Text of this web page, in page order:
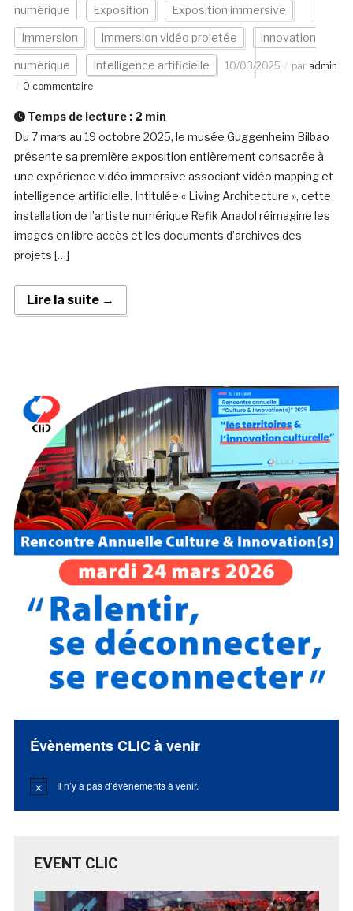
numérique Exposition Exposition immersive
Immersion Immersion vidéo projetée Innovation
numérique Intelligence artificielle 10/03/2025 par admin
0 commentaire
Temps de lecture : 2 min
Du 7 mars au 19 octobre 2025, le musée Guggenheim Bilbao
présente sa première exposition entièrement consacrée à
une expérience vidéo immersive associant vidéo mapping et
intelligence artificielle. Intitulée « Living Architecture », cette
installation de l’artiste numérique Refik Anadol réimagine les
images en libre accès et les documents d’archives des
projets […]
Lire la suite →
Évènements CLIC à venir
Notice Il n’y a pas d’évènements à venir.
EVENT CLIC